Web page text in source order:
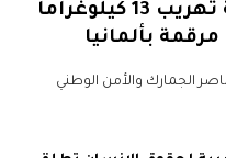
باب سبتة .. إحباط محاولة تهريب 13 كيلوغراما
بألمانيا
الجمارك والأمن الوطني